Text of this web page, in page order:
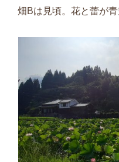
畑 Bは見頃。花と蕾が